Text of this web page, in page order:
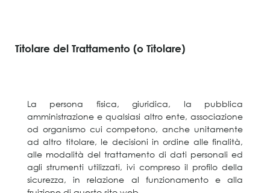
Titolare del Trattamento (o Titolare)
La persona fisica, giuridica, la pubblica
amministrazione e qualsiasi altro ente, associazione
od organismo cui competono, anche unitamente
ad altro titolare, le decisioni in ordine alle finalità,
alle modalità del trattamento di dati personali ed
agli strumenti utilizzati, ivi compreso il profilo della
sicurezza, in relazione al funzionamento e alla